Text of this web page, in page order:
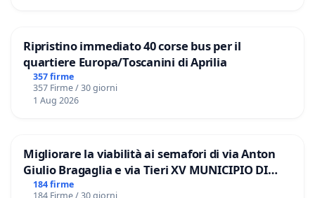
Ripristino immediato 40 corse bus per il
quartiere Europa/Toscanini di Aprilia
357 firme
357 Firme / 30 giorni
1 Aug 2026
Migliorare la viabilità ai semafori di via Anton
Giulio Bragaglia e via Tieri XV MUNICIPIO DI
ROMA
184 firme
184 Firme / 30 giorni